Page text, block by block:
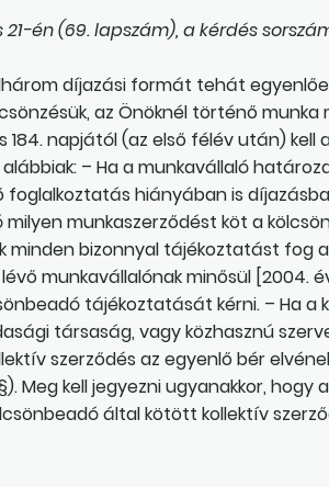
én (69. lapszám), a kérdés
díjazási formát tehát
az Önöknél történő munka
napjától (az első félév után) kell
alábbiak: – Ha a munkavállaló
hiányában is
munkaszerződést köt a
minden bizonnyal tájékoztatást fog
munkavállalónak minősül [2004. évi
tájékoztatását kérni. – Ha a
társaság, vagy közhasznú
szerződés az egyenlő bér
Meg kell jegyezni ugyanakkor, hogy
által kötött kollektív